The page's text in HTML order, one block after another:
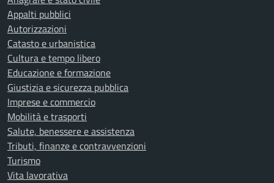
Appalti pubblici
Autorizzazioni
Catasto e urbanistica
Cultura e tempo libero
Educazione e formazione
Giustizia e sicurezza pubblica
Imprese e commercio
Mobilità e trasporti
Salute, benessere e assistenza
Tributi, finanze e contravvenzioni
Turismo
Vita lavorativa